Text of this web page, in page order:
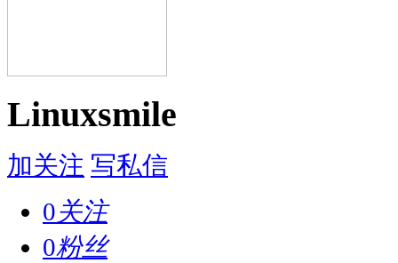
Linuxsmile
加关注 写私信
0关注
0粉丝